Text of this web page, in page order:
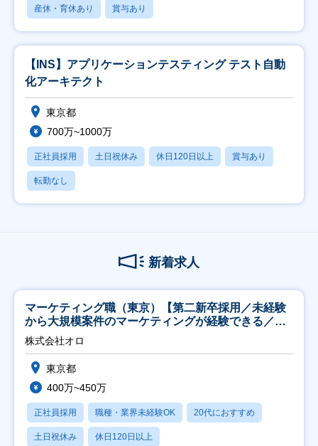
産休・育休あり 賞与あり
【INS】アプリケーションテスティング テスト自動
化アーキテクト
東京都
700万~1000万
正社員採用 土日祝休み 休日120日以上 賞与あり
転勤なし
新着求人
マーケティング職（東京）【第二新卒採用／未経験
から大規模案件のマーケティングが経験できる／研
修充実】
株式会社オロ
東京都
400万~450万
正社員採用 職種・業界未経験OK 20代におすすめ
土日祝休み 休日120日以上